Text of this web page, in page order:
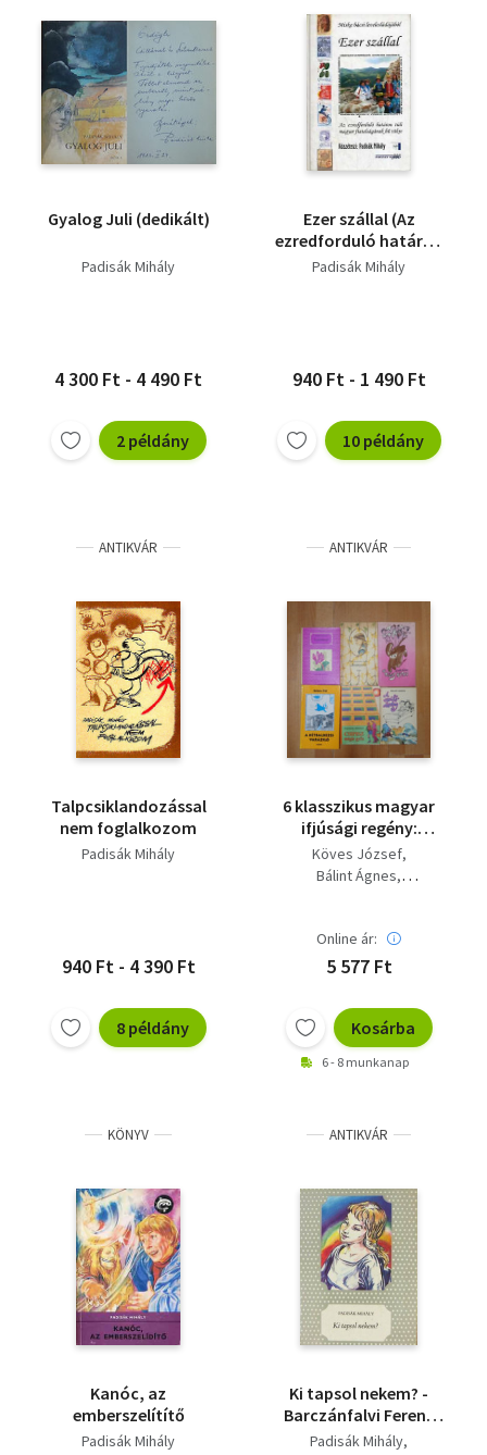
Gyalog Juli (dedikált)
Padisák Mihály
4 300 Ft - 4 490 Ft
2 példány
Ezer szállal (Az
ezredforduló határon
túli magyar
Padisák Mihály
940 Ft - 1 490 Ft
10 példány
ANTIKVÁR
Talpcsiklandozással
nem foglalkozom
Padisák Mihály
940 Ft - 4 390 Ft
8 példány
ANTIKVÁR
6 klasszikus magyar
ifjúsági regény:
Születéésnap,
Aranyeső, Cipisz mégis
dívány, A közös kutya
Köves József
Bálint Ágnes
Szabó Magda
Online ár:
5 577 Ft
Kosárba
6 - 8 munkanap
KÖNYV
Kanóc, az
emberszelítítő
Padisák Mihály
ANTIKVÁR
Ki tapsol nekem? -
Barczánfalvi Ferenc
rajzaival (Pöttyös
Padisák Mihály